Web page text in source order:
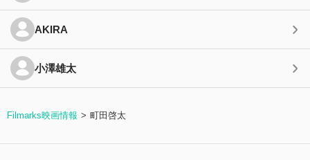
AKIRA
小澤雄太
Filmarks映画情報 町田啓太